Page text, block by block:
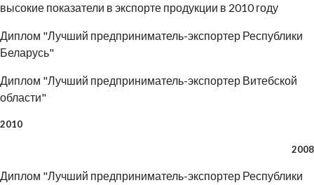
высокие показатели в экспорте продукции в 2010 году
Диплом "Лучший предприниматель-экспортер Республики
Беларусь"
Диплом "Лучший предприниматель-экспортер Витебской
области"
2010
2008
Диплом "Лучший предприниматель-экспортер Республики